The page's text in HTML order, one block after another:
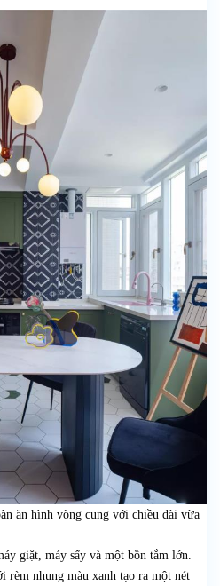
ăn hình vòng cung với chiều dài vừa
giặt, máy sấy và một bồn tắm lớn.
rèm nhung màu xanh tạo ra một nét